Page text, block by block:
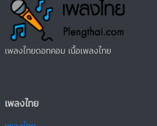
เพลงไทยดอทคอม เนื้อเพลงไทย
เพลงไทย